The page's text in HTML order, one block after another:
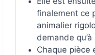
finalement ce
animalier
demande
Chaque pièce